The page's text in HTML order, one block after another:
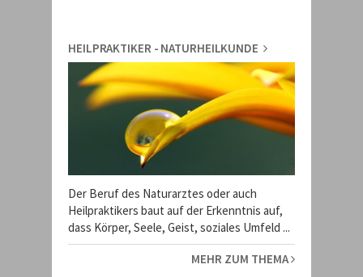
HEILPRAKTIKER - NATURHEILKUNDE
Der Beruf des Naturarztes oder auch
Heilpraktikers baut auf der Erkenntnis auf,
dass Körper, Seele, Geist, soziales Umfeld ...
MEHR ZUM THEMA